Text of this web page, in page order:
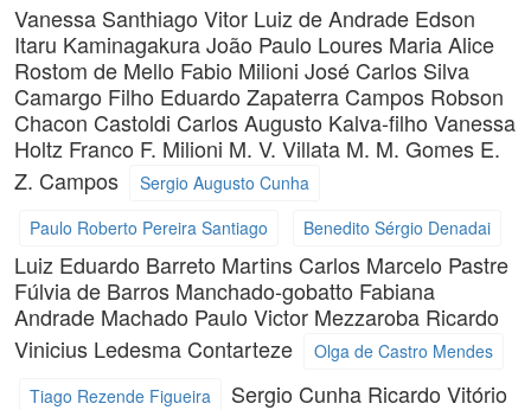
Vanessa Santhiago Vitor Luiz de Andrade Edson
Itaru KaminagakuraJoão Paulo Loures Maria Alice
Rostom de Mello Fabio Milioni José Carlos Silva
Camargo Filho Eduardo Zapaterra Campos Robson
Chacon Castoldi Carlos Augusto Kalva-filho Vanessa
Holtz Franco F. Milioni M. V. Villata M. M. Gomes E.
Z. Campos
Sergio Augusto Cunha
Paulo Roberto Pereira Santiago
Benedito Sérgio Denadai
Luiz Eduardo Barreto Martins Carlos Marcelo Pastre
Fúlvia de Barros Manchado-gobatto Fabiana
Andrade Machado Paulo Victor Mezzaroba Ricardo
Vinicius Ledesma Contarteze
Olga de Castro Mendes
Tiago Rezende Figueira
Sergio Cunha Ricardo Vitório